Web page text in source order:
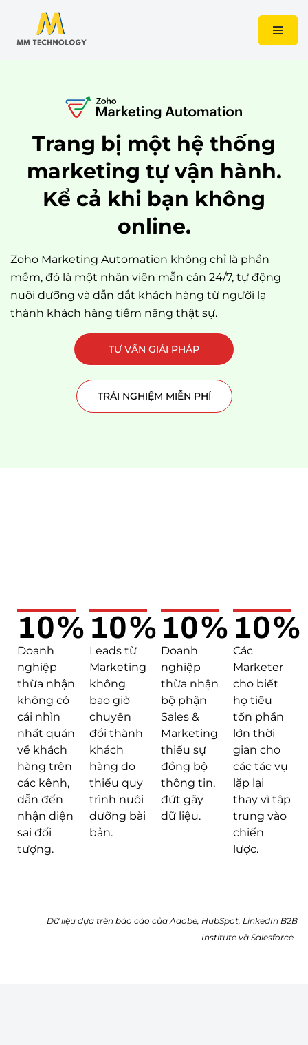
Chuyển
Trang bị một hệ thống
marketing tự vận hành.
Kể cả khi bạn không
online.
Zoho Marketing Automation không chỉ là phần
mềm, đó là một nhân viên mẫn cán 24/7, tự động
nuôi dưỡng và dẫn dắt khách hàng từ người lạ
thành khách hàng tiềm năng thật sự.
TƯ VẤN GIẢI PHÁP
TRẢI NGHIỆM MIỄN PHÍ
10%
Doanh
nghiệp
thừa nhận
không có
cái nhìn
nhất quán
về khách
hàng trên
các kênh,
dẫn đến
nhận diện
sai đối
tượng.
10%
Leads từ
Marketing
không
bao giờ
chuyển
đổi thành
khách
hàng do
thiếu quy
trình nuôi
dưỡng bài
bản.
10%
Doanh
nghiệp
thừa nhận
bộ phận
Sales &
Marketing
thiếu sự
đồng bộ
thông tin,
đứt gãy
dữ liệu.
10%
Các
Marketer
cho biết
họ tiêu
tốn phần
lớn thời
gian cho
các tác vụ
lặp lại
thay vì tập
trung vào
chiến
lược.
Dữ liệu dựa trên báo cáo của Adobe, HubSpot, LinkedIn B2B
Institute và Salesforce.